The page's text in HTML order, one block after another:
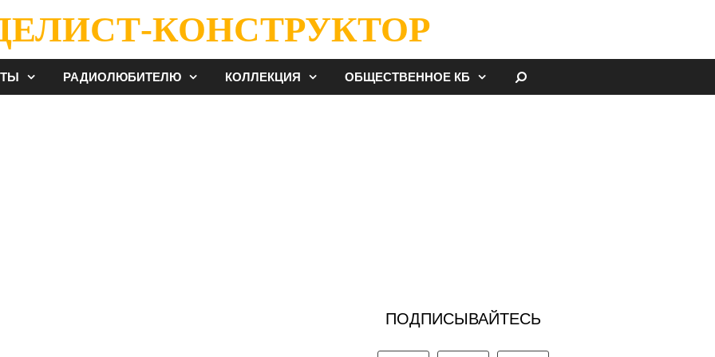
КОНСТРУКТОР
РАДИОЛЮБИТЕЛЮ КОЛЛЕКЦИЯ ОБЩЕСТВЕННОЕ КБ
ПОДПИСЫВАЙТЕСЬ